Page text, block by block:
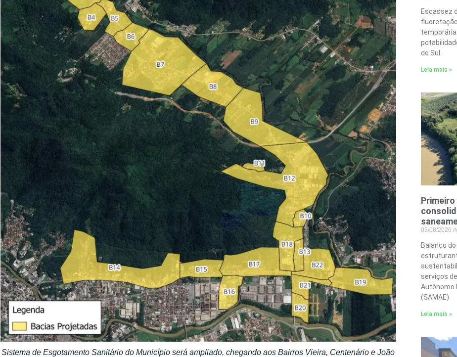
Sistema de Esgotamento Sanitário do Município será ampliado, chegando aos Bairros Vieira, Centenário e João
Escassez
do Sul
Leia mais »
05/08/2026
Balanço
serviços
Autônomo
(SAMAE)
Leia mais »